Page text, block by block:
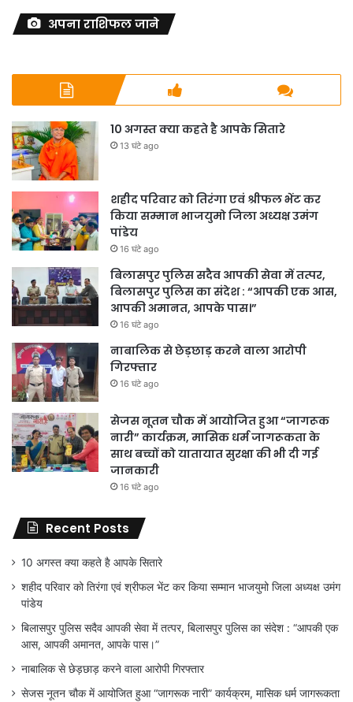
अपना राशिफल जाने
10 अगस्त क्या कहते है आपके सितारे
13 घंटे ago
शहीद परिवार को तिरंगा एवं श्रीफल भेंट कर
किया सम्मान भाजयुमो जिला अध्यक्ष उमंग
पांडेय
16 घंटे ago
बिलासपुर पुलिस सदैव आपकी सेवा में तत्पर,
बिलासपुर पुलिस का संदेश : “आपकी एक आस,
आपकी अमानत, आपके पास।”
16 घंटे ago
नाबालिक से छेड़छाड़ करने वाला आरोपी
गिरफ्तार
16 घंटे ago
सेजस नूतन चौक में आयोजित हुआ “जागरूक
नारी” कार्यक्रम, मासिक धर्म जागरूकता के
साथ बच्चों को यातायात सुरक्षा की भी दी गई
जानकारी
16 घंटे ago
Recent Posts
10 अगस्त क्या कहते है आपके सितारे
शहीद परिवार को तिरंगा एवं श्रीफल भेंट कर किया सम्मान भाजयुमो जिला अध्यक्ष उमंग
पांडेय
बिलासपुर पुलिस सदैव आपकी सेवा में तत्पर, बिलासपुर पुलिस का संदेश : “आपकी एक
आस, आपकी अमानत, आपके पास।”
नाबालिक से छेड़छाड़ करने वाला आरोपी गिरफ्तार
सेजस नूतन चौक में आयोजित हुआ “जागरूक नारी” कार्यक्रम, मासिक धर्म जागरूकता